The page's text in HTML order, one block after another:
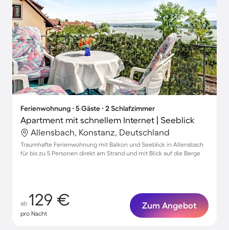
Ferienwohnung ∙ 5 Gäste ∙ 2 Schlafzimmer
Apartment mit schnellem Internet | Seeblick
Allensbach, Konstanz, Deutschland
Traumhafte Ferienwohnung mit Balkon und Seeblick in Allensbach
für bis zu 5 Personen direkt am Strand und mit Blick auf die Berge
ab 129 €
pro Nacht
Zum Angebot